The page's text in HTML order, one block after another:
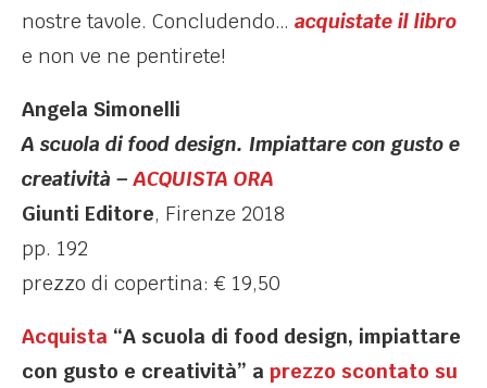
nostre tavole. Concludendo… acquistate il libro
e non ve ne pentirete!
Angela Simonelli
A scuola di food design. Impiattare con gusto e
creatività –ACQUISTA ORA
Giunti Editore, Firenze 2018
pp. 192
prezzo di copertina: € 19,50
Acquista “A scuola di food design, impiattare
con gusto e creatività” a prezzo scontato su